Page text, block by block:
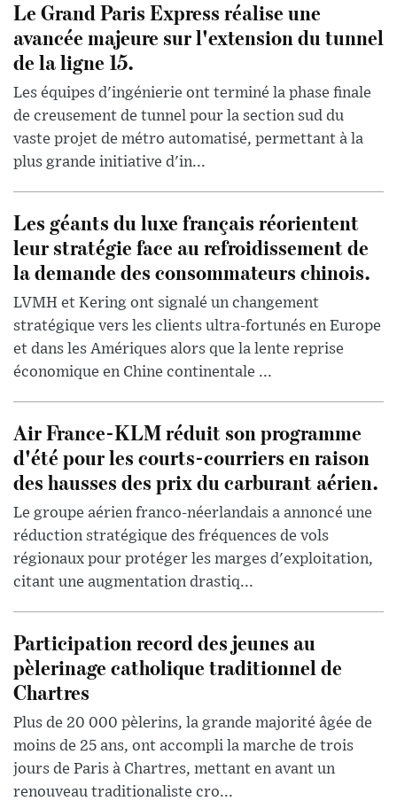
Le Grand Paris Express réalise une
avancée majeure sur l'extension du tunnel
de la ligne 15.
Les équipes d'ingénierie ont terminé la phase finale
de creusement de tunnel pour la section sud du
vaste projet de métro automatisé, permettant à la
plus grande initiative d'in...
Les géants du luxe français réorientent
leur stratégie face au refroidissement de
la demande des consommateurs chinois.
LVMH et Kering ont signalé un changement
stratégique vers les clients ultra-fortunés en Europe
et dans les Amériques alors que la lente reprise
économique en Chine continentale ...
Air France-KLM réduit son programme
d'été pour les courts-courriers en raison
des hausses des prix du carburant aérien.
Le groupe aérien franco-néerlandais a annoncé une
réduction stratégique des fréquences de vols
régionaux pour protéger les marges d'exploitation,
citant une augmentation drastiq...
Participation record des jeunes au
pèlerinage catholique traditionnel de
Chartres
Plus de 20 000 pèlerins, la grande majorité âgée de
moins de 25 ans, ont accompli la marche de trois
jours de Paris à Chartres, mettant en avant un
renouveau traditionaliste cro...